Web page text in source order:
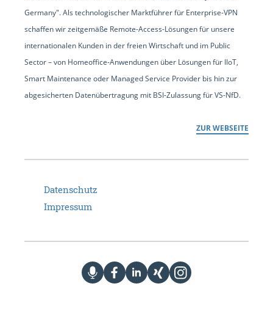
Germany". Als technologischer Marktführer für Enterprise-VPN
schaffen wir zeitgemäße Remote-Access-Lösungen für unsere
internationalen Kunden in der freien Wirtschaft und im Public
Sector – von Homeoffice-Anwendungen über Lösungen für IIoT,
Smart Maintenance oder Managed Service Provider bis hin zur
abgesicherten Datenübertragung mit BSI-Zulassung für VS-NfD.
ZUR WEBSEITE
Datenschutz
Impressum